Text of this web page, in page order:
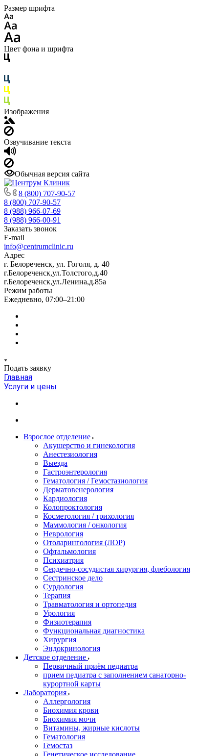
Размер шрифта
Цвет фона и шрифта
Изображения
Озвучивание текста
Обычная версия сайта
8 (800) 707-90-57
8 (800) 707-90-57
8 (988) 966-07-69
8 (988) 966-00-91
Заказать звонок
E-mail
info@centrumclinic.ru
Адрес
г. Белореченск, ул. Гоголя, д. 40
г.Белореченск,ул.Толстого,д.40
г.Белореченск,ул.Ленина,д.85а
Режим работы
Ежедневно, 07:00–21:00
Подать заявку
Главная
Услуги и цены
Взрослое отделение
Акушерство и гинекология
Анестезиология
Выезда
Гастроэнтерология
Гематология / Гемостазиология
Дерматовенерология
Кардиология
Колопроктология
Косметология / трихология
Маммология / онкология
Неврология
Отоларингология (ЛОР)
Офтальмология
Психиатрия
Сердечно-сосудистая хирургия, флебология
Сестринское дело
Сурдология
Терапия
Травматология и ортопедия
Урология
Физиотерапия
Функциональная диагностика
Хирургия
Эндокринология
Детское отделение
Первичный приём педиатра
прием педиатра с заполнением санаторно-
курортной карты
Лаборатория
Аллергология
Биохимия крови
Биохимия мочи
Витамины, жирные кислоты
Гематология
Гемостаз
Генетическое исследование